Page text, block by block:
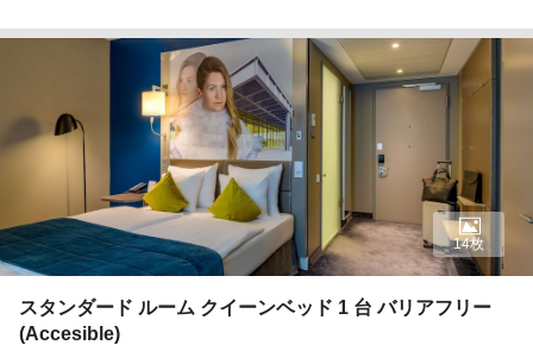
スタンダード ルーム クイーンベッド 1 台 バリアフリー
(Accesible)
14枚